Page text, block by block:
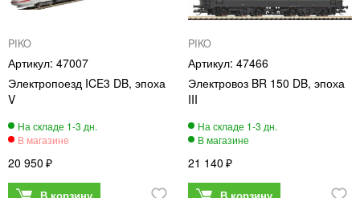
PIKO
47007
Электропоезд ICE3 DB, эпоха
V
20 950
PIKO
47466
Электровоз BR 150 DB, эпоха
III
21 140